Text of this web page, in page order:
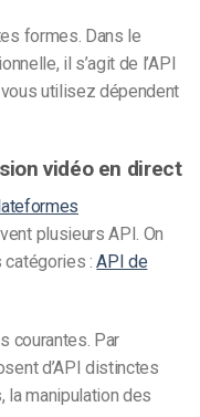
formes. Dans le
il s’agit de l’API
utilisez dépendent
vidéo en direct
plusieurs API. On
catégories :API de
courantes. Par
d’API distinctes
la manipulation des